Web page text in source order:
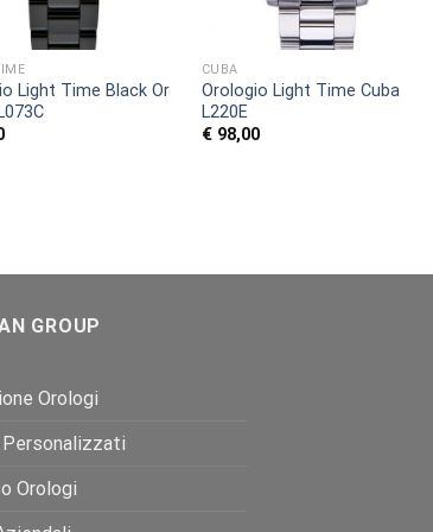
Light Time Black Or
CUBA
Orologio Light Time Cuba
L220E
€98,00
GROUP
Orologi
Orologi